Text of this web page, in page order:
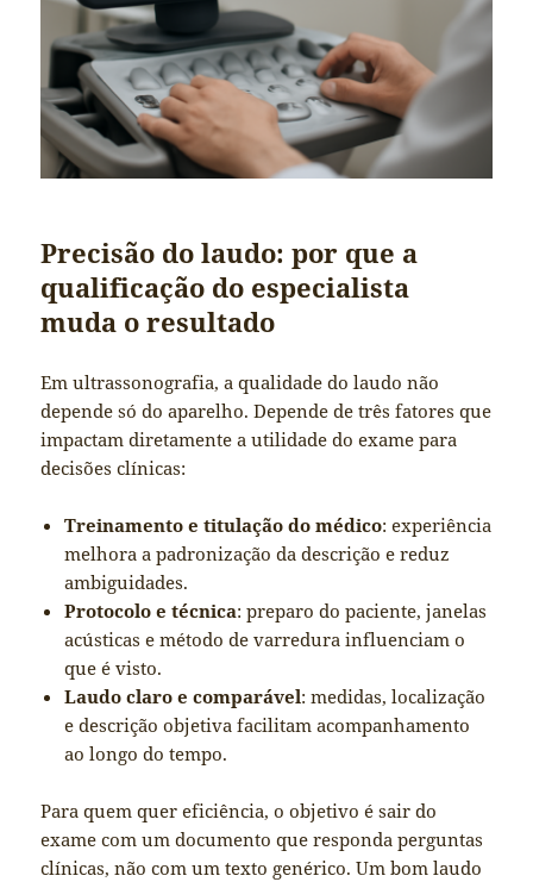
Precisão do laudo: por que a
qualificação do especialista
muda o resultado
Em ultrassonografia, a qualidade do laudo não
depende só do aparelho. Depende de três fatores que
impactam diretamente a utilidade do exame para
decisões clínicas:
Treinamento e titulação do médico: experiência
melhora a padronização da descrição e reduz
ambiguidades.
Protocolo e técnica: preparo do paciente, janelas
acústicas e método de varredura influenciam o
que é visto.
Laudo claro e comparável: medidas, localização
e descrição objetiva facilitam acompanhamento
ao longo do tempo.
Para quem quer eficiência, o objetivo é sair do
exame com um documento que responda perguntas
clínicas, não com um texto genérico. Um bom laudo